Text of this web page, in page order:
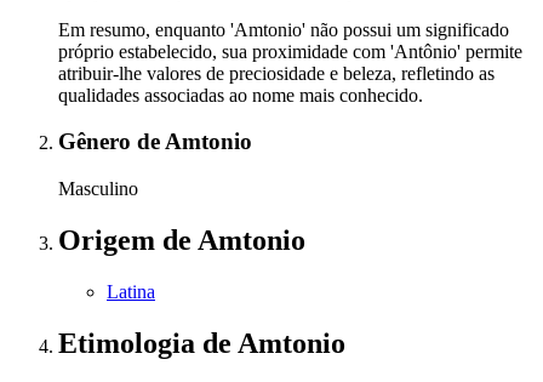
Em resumo, enquanto 'Amtonio' não possui um significado
próprio estabelecido, sua proximidade com 'Antônio' permite
atribuir-lhe valores de preciosidade e beleza, refletindo as
qualidades associadas ao nome mais conhecido.
Gênero de Amtonio
Masculino
Origem de Amtonio
Latina
Etimologia de Amtonio